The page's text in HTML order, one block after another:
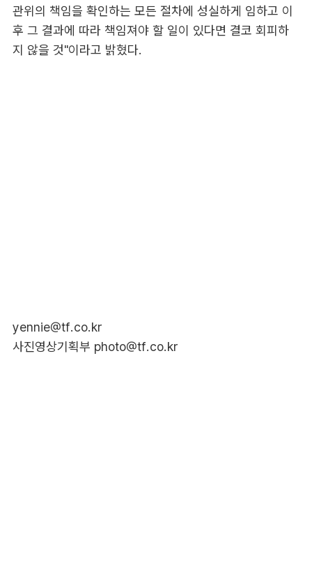
관위의 책임을 확인하는 모든 절차에 성실하게 임하고 이
후 그 결과에 따라 책임져야 할 일이 있다면 결코 회피하
지 않을 것"이라고 밝혔다.
yennie@tf.co.kr
사진영상기획부 photo@tf.co.kr